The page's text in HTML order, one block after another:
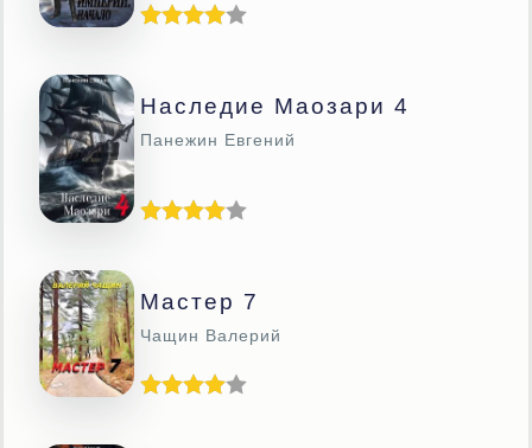
Наследие Маозари 4
Панежин Евгений
Мастер 7
Чащин Валерий